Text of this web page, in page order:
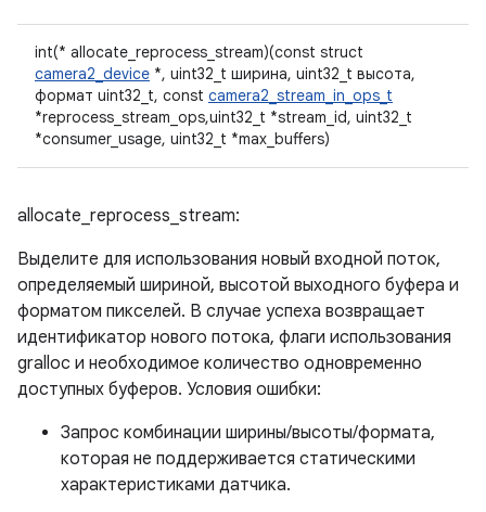
int(* allocate_reprocess_stream)(const struct
camera2_device *, uint32_t ширина, uint32_t высота,
формат uint32_t, const camera2_stream_in_ops_t
*reprocess_stream_ops,uint32_t *stream_id, uint32_t
*consumer_usage, uint32_t *max_buffers)
allocate_reprocess_stream:
Выделите для использования новый входной поток,
определяемый шириной, высотой выходного буфера и
форматом пикселей. В случае успеха возвращает
идентификатор нового потока, флаги использования
gralloc и необходимое количество одновременно
доступных буферов. Условия ошибки:
Запрос комбинации ширины/высоты/формата,
которая не поддерживается статическими
характеристиками датчика.